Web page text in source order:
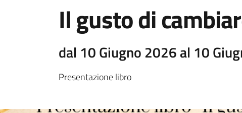
Il gusto di
dal 10 Giugno 2026 al 10
Presentazione libro